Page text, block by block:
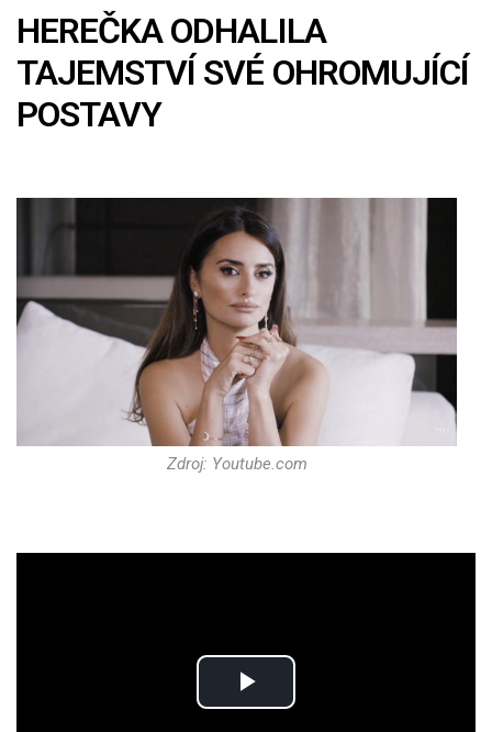
HEREČKA ODHALILA
TAJEMSTVÍ SVÉ OHROMUJÍCÍ
POSTAVY
Zdroj: Youtube.com
Play